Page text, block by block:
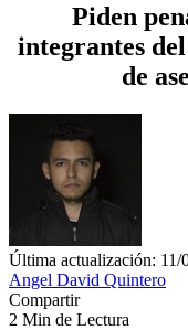
Piden
integrantes
de
Última actualización: 11/
Angel David Quintero
Compartir
2 Min de Lectura